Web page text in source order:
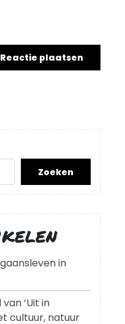
Zoeken
in
‘Uit in
cultuur, natuur